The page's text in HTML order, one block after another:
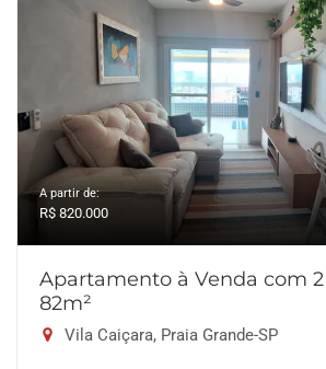
A partir de:
R$ 820.000
Apartamento à Venda com
82m²
Vila Caiçara, Praia Grande-SP